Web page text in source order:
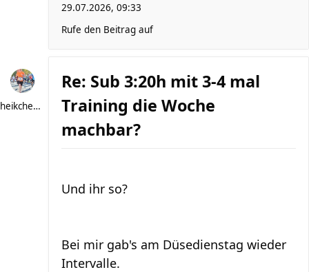
29.07.2026, 09:33
Rufe den Beitrag auf
heikchen007
Re: Sub 3:20h mit 3-4 mal
Training die Woche
machbar?
Und ihr so?
Bei mir gab's am Düsedienstag wieder
Intervalle.